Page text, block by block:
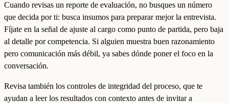
Cuando revisas un reporte de evaluación, no busques un número
que decida por ti: busca insumos para preparar mejor la entrevista.
Fíjate en la señal de ajuste al cargo como punto de partida, pero baja
al detalle por competencia. Si alguien muestra buen razonamiento
pero comunicación más débil, ya sabes dónde poner el foco en la
conversación.
Revisa también los controles de integridad del proceso, que te
ayudan a leer los resultados con contexto antes de invitar a